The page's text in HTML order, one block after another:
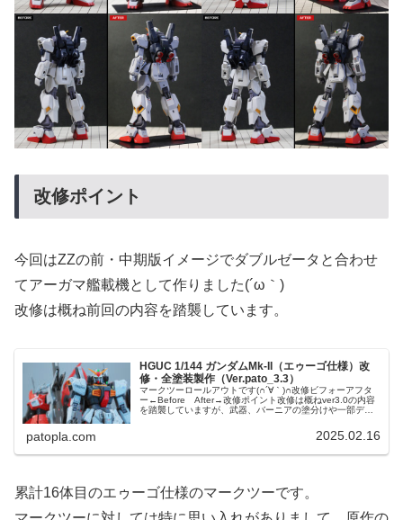
改修ポイント
今回はZZの前・中期版イメージでダブルゼータと合わせ
てアーガマ艦載機として作りました(´ω｀)
改修は概ね前回の内容を踏襲しています。
HGUC 1/144 ガンダムMk-II（エゥーゴ仕様）改
修・全塗装製作（Ver.pato_3.3）
マークツーロールアウトです(∩´∀｀)∩改修ビフォーアフタ
ー←Before After→改修ポイント改修は概ねver3.0の内容
を踏襲していますが、武器、バーニアの塗分けや一部ディ
patopla.com 2025.02.16
累計16体目のエゥーゴ仕様のマークツーです。